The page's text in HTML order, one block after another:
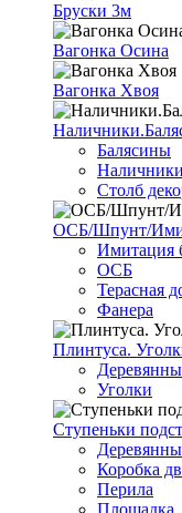
Бруски 3м
Вагонка Осина
Вагонка Хвоя
Балясины
Наличники
Столб
ОСБ/Шпунт/
Имитация
ОСБ
Терасная
Фанера
Плинтуса.
Уголки
Ступеньки
Коробка
Перила
Площадка